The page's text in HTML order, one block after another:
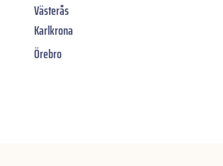
Västerås
Karlkrona
Örebro